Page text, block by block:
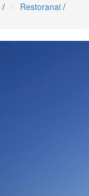
/ Restoranai /